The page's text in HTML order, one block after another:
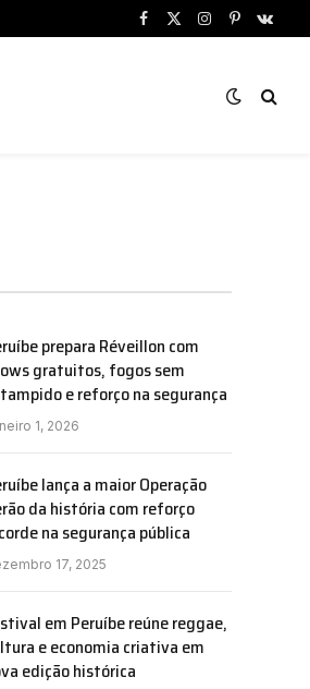
Facebook
X
Instagram
Pinterest
prepara Réveillon com
gratuitos, fogos sem
e reforço na segurança
1, 2026
lança a maior Operação
da história com reforço
na segurança pública
17, 2025
em Peruíbe reúne reggae,
e economia criativa em
edição histórica